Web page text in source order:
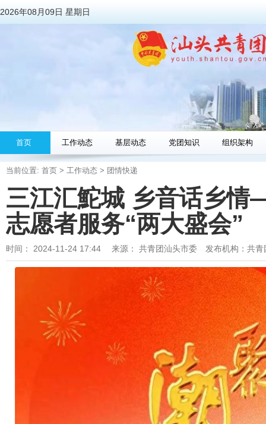
2026年08月09日 星期日
首页 工作动态 基层动态 党团知识 组织架构
当前位置: 首页 > 工作动态 > 团情快递
三江汇鮀城 乡音话乡
志愿者服务“两大盛会”
时间： 2024-11-24 17:44 来源： 共青团汕头市委 发布机构： 共青